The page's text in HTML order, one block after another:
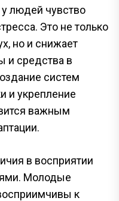
людей чувство
Это не только
но и снижает
и средства в
систем
и укрепление
важным
в восприятии
Молодые
к